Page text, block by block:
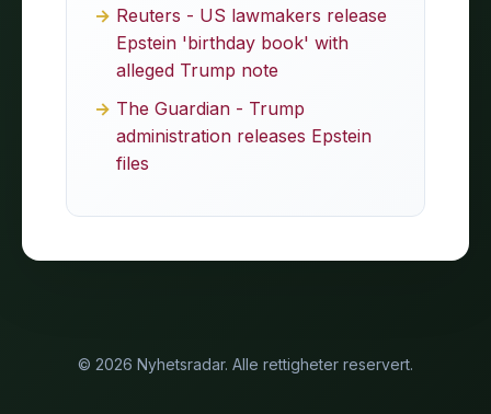
Reuters - US lawmakers release
Epstein 'birthday book' with
alleged Trump note
The Guardian - Trump
administration releases Epstein
files
© 2026 Nyhetsradar. Alle rettigheter reservert.